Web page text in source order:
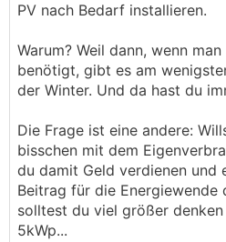
Die Frage, welche sich mir
nur Süden belegt wird, dann
egal, ob Glas-Glas oder
einfach recht wenig
amortisiert.
Bevor ich den Mehrpreis
denn da?) dieser speziellen
empfehle ich bei geringer
Module auf das Dach zu
PV nach Bedarf installieren.
Warum? Weil dann, wenn
benötigt, gibt es am
der Winter. Und da hast du
Die Frage ist eine andere:
bisschen mit dem
du damit Geld verdienen und
Beitrag für die Energiewende
solltest du viel größer
5kWp...